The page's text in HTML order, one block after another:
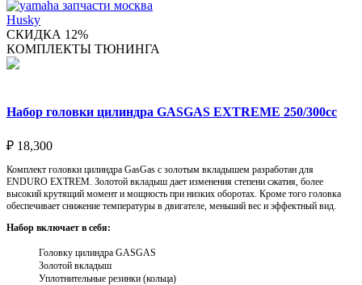
Husky
СКИДКА 12%
КОМПЛЕКТЫ ТЮНИНГА
Набор головки цилиндра GASGAS EXTREME 250/300cc
₽ 18,300
Комплект головки цилиндра GasGas с золотым вкладышем разработан для
ENDURO EXTREM. Золотой вкладыш дает изменения степени сжатия, более
высокий крутящий момент и мощность при низких оборотах. Кроме того головка
обеспечивает снижение температуры в двигателе, меньший вес и эффектный вид.
Набор включает в себя:
Головку цилиндра GASGAS
Золотой вкладыш
Уплотнительные резинки (кольца)